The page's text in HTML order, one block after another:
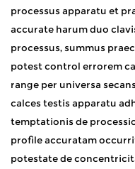
processus apparatu et
accurate harum duo
processus, summus
potest control errorem
range per universa
calces testis apparatu
temptationis de
profile accuratam
potestate de